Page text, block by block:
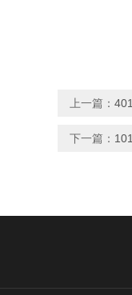
上一篇：
下一篇：